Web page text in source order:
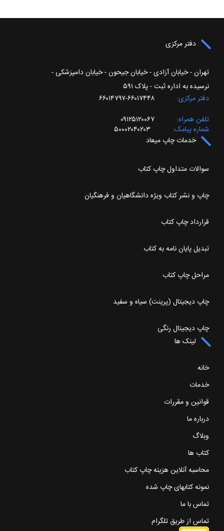
دفتر مرکزی
تهران - خیابان آزادی - خیابان جیحون - خیابان دامپزشکی -
نرسیده به اداره ثبت - پلاک ۵۹۱
دفتر مرکزی
۶۶۰۱۷۴۴۸-۶۶۰۱۴۷۹۷
تلفن همراه
۰۹۱۲۵۱۲۰۰۶۷
شماره پیامک
۵۰۰۰۲۰۴۰۲۰۳
خدمات چاپ میعاد
سوالات متداول چاپ کتاب
چاپ و نشر کتاب ویژه دانشگاهیان و فرهنگیان
قرارداد چاپ کتاب
تبدیل پایان نامه به کتاب
مراحل چاپ کتاب
چاپ دیجیتال (پرینت) سیاه و سفید
چاپ دیجیتال رنگی
لینک ها
خانه
خدمات
قوانین و مقررات
درباره ما
وبلاگ
کتاب ها
محاسبه آنلاین هزینه چاپ کتاب
نمونه کتابهای چاپ شده
تماس با ما
تماس از طریق تلگرام